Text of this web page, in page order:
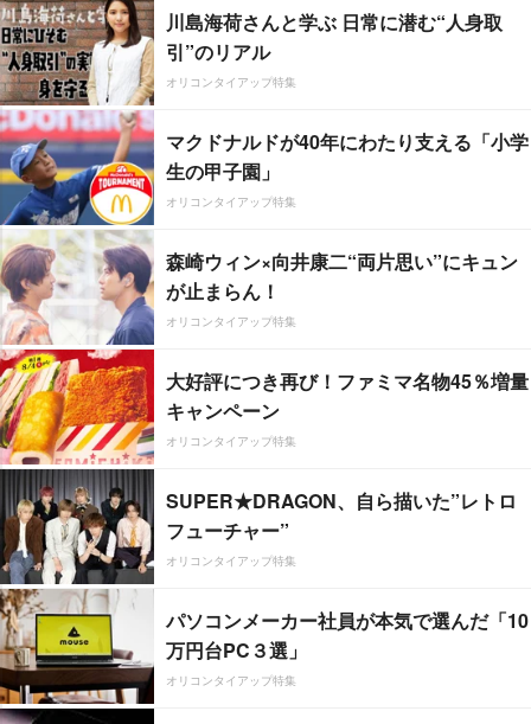
川島海荷さんと学ぶ 日常に潜む“人身取
引”のリアル
オリコンタイアップ特集
マクドナルドが40年にわたり支える「小学
生の甲子園」
オリコンタイアップ特集
森崎ウィン×向井康二“両片思い”にキュン
が止まらん！
オリコンタイアップ特集
大好評につき再び！ファミマ名物45％増量
キャンペーン
オリコンタイアップ特集
SUPER★DRAGON、自ら描いた”レトロ
フューチャー”
オリコンタイアップ特集
パソコンメーカー社員が本気で選んだ「10
万円台PC３選」
オリコンタイアップ特集